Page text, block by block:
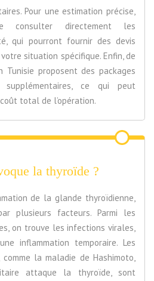
Pour une estimation précise,
directement les
qui pourront fournir des devis
situation spécifique. Enfin, de
Tunisie proposent des packages
ce qui peut
total de l’opération.
la thyroïde ?
de la glande thyroïdienne,
plusieurs facteurs. Parmi les
on trouve les infections virales,
inflammation temporaire. Les
la maladie de Hashimoto,
attaque la thyroïde, sont